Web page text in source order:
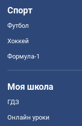
Спорт
Футбол
Хоккей
Формула-1
Моя школа
ГДЗ
Онлайн уроки